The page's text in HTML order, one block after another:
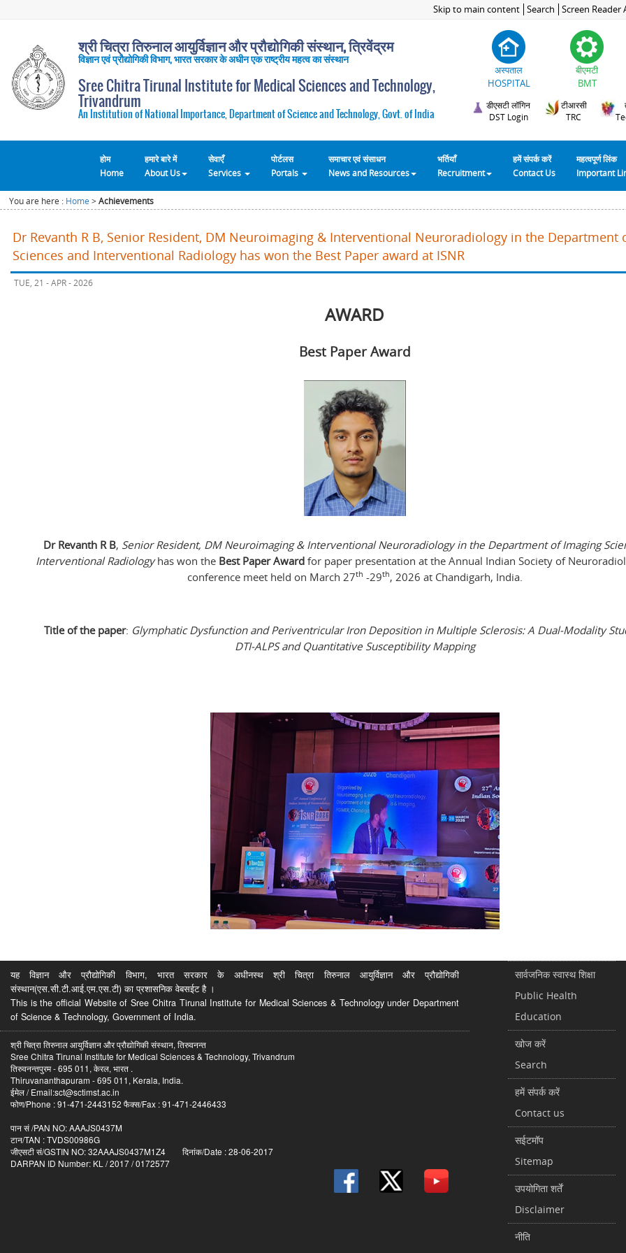
Skip to main content Search Screen Reader
श्री चित्रा तिरुनाल आयुर्विज्ञान और प्रौद्योगिकी संस्थान, त्रिवेंद्रम
विज्ञान एवं प्रौद्योगिकी विभाग, भारत सरकार के अधीन एक राष्ट्रीय महत्व का संस्थान
Sree Chitra Tirunal Institute for Medical Sciences and Technology,
Trivandrum
An Institution of National Importance, Department of Science and Technology, Govt. of India
अस्पताल
HOSPITAL
बीएमटी
BMT
डीएसटी लॉगिन
DST Login
टीआरसी
TRC
होम
Home
हमारे बारे में
About Us
सेवाएँ
Services
पोर्टलस
Portals
समाचार एवं संसाधन
News and Resources
भर्तियाँ
Recruitment
हमें संपर्क करें
Contact Us
महत्वपूर्ण लिंक
Important
You are here : Home >Achievements
Dr Revanth R B, Senior Resident, DM Neuroimaging & Interventional Neuroradiology in the Department
Sciences and Interventional Radiology has won the Best Paper award at ISNR
TUE, 21 - APR - 2026
AWARD
Best Paper Award
Dr Revanth R B, Senior Resident, DM Neuroimaging & Interventional Neuroradiology in the Department of Imaging
Interventional Radiologyhas won the Best Paper Awardfor paper presentation at the Annual Indian Society of
conference meet held on March 27th -29th, 2026 at Chandigarh, India.
Title of the paper: Glymphatic Dysfunction and Periventricular Iron Deposition in Multiple Sclerosis: A Dual-Modality
DTI-ALPS and Quantitative Susceptibility Mapping
यह विज्ञान और प्रौद्योगिकी विभाग, भारत सरकार के अधीनस्थ श्री चित्रा तिरुनाल आयुर्विज्ञान और प्रौद्योगिकी
संस्थान(एस.सी.टी.आई.एम.एस.टी) का प्रशासनिक वेबसईट है ।
This is the official Website of Sree Chitra Tirunal Institute for Medical Sciences & Technology under Department
of Science & Technology, Government of India.
श्री चित्रा तिरुनाल आयुर्विज्ञान और प्रौद्योगिकी संस्थान, तिरुवनन्त
Sree Chitra Tirunal Institute for Medical Sciences & Technology, Trivandrum
तिरुवनन्तपुरम - 695 011, केरल, भारत .
Thiruvananthapuram - 695 011, Kerala, India.
ईमेल / Email:sct@sctimst.ac.in
फोण/Phone : 91-471-2443152 फैक्स/Fax : 91-471-2446433
पान सं /PAN NO: AAAJS0437M
टान/TAN : TVDS00986G
जीएसटी सं/GSTIN NO: 32AAAJS0437M1Z4 दिनांक/Date : 28-06-2017
DARPAN ID Number: KL / 2017 / 0172577
सार्वजनिक स्वास्थ शिक्षा
Public Health
Education
खोज करें
Search
हमें संपर्क करें
Contact us
सईटमॉप
Sitemap
उपयोगिता शर्तें
Disclaimer
नीति